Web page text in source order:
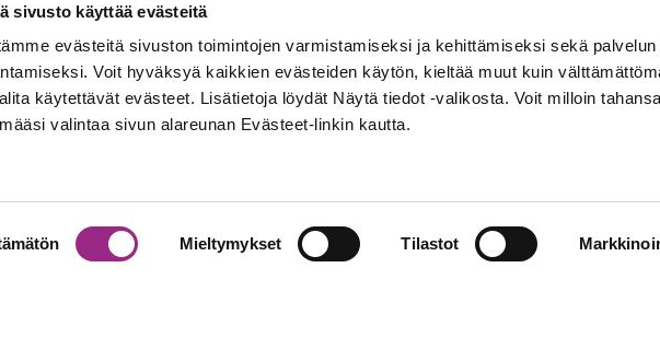
sivusto käyttää evästeitä
evästeitä sivuston toimintojen varmistamiseksi ja kehittämiseksi sekä palvelun
Voit hyväksyä kaikkien evästeiden käytön, kieltää muut kuin
käytettävät evästeet. Lisätietoja löydät Näytä tiedot -valikosta. Voit milloin
valintaa sivun alareunan Evästeet-linkin kautta.
Mieltymykset Tilastot
ry
Hengitysliitto-
Sytyke / Hengitysliitto ry
Ruutihaantie 12, 84100 Ylivieska
p. 08 410 6600, 044 091 0704
Myymälä ma–to klo 9.00–16.00
pe klo 9.00–15.00